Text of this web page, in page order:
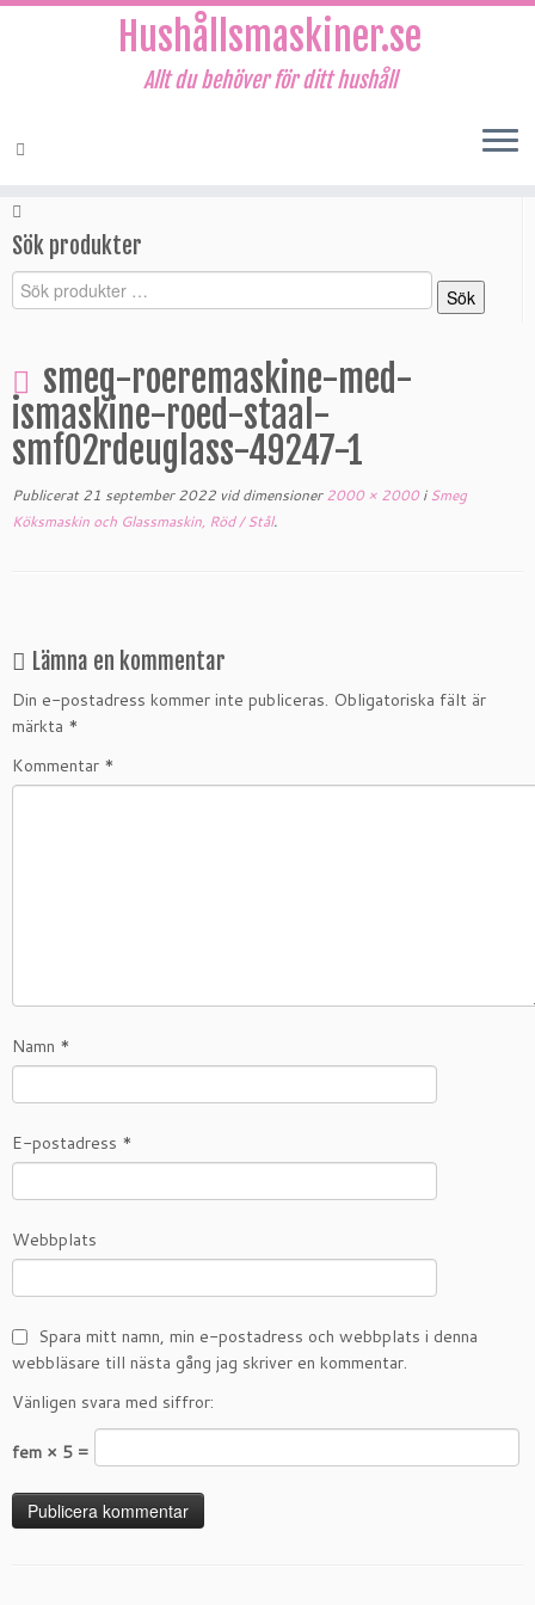
till
Hushållsmaskiner.se
Allt du behöver för ditt hushåll
Sök produkter
Sök
efter:
Sök
smeg-roeremaskine-med-
ismaskine-roed-staal-
smf02rdeuglass-49247-1
Publicerat 21 september 2022 vid dimensioner2000 × 2000iSmeg
Köksmaskin och Glassmaskin, Röd / Stål.
Lämna en kommentar
Din e-postadress kommer inte publiceras. Obligatoriska fält är
märkta *
Kommentar *
Namn *
E-postadress *
Webbplats
Spara mitt namn, min e-postadress och webbplats i denna
webbläsare till nästa gång jag skriver en kommentar.
Vänligen svara med siffror:
fem × 5 =